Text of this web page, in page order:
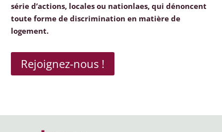
série d’actions, locales ou nationlaes, qui dénoncent
toute forme de discrimination en matière de
logement.
Rejoignez-nous !